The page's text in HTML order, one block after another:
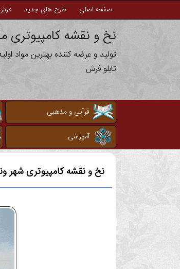
صفحه اصلی طرح های جدید
نخ و نقشه کامپیوتری
تولید و عرضه کننده بهترین مواد
تابلو فرش
قرآنی و مذهبی
آموزشی
نخ و نقشه کامپیوتریشهر